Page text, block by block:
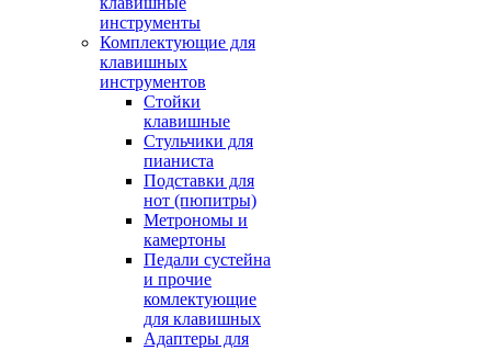
инструменты
Комплектующие для
клавишных
инструментов
Стойки
клавишные
Стульчики для
пианиста
Подставки для
нот (пюпитры)
Метрономы и
камертоны
Педали сустейна
и прочие
комлектующие
для клавишных
Адаптеры для